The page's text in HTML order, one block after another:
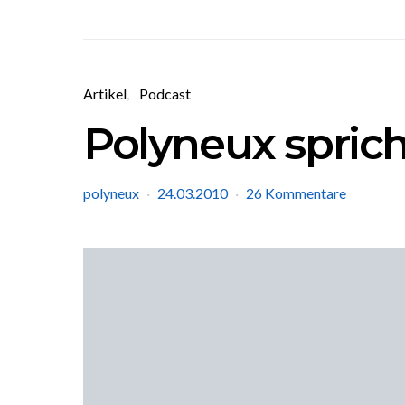
Artikel Podcast
Polyneux
polyneux 24.03.2010 26 Kommentare